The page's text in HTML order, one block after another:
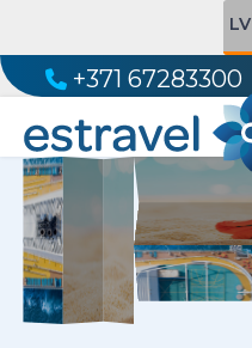
LV
+371 67283300